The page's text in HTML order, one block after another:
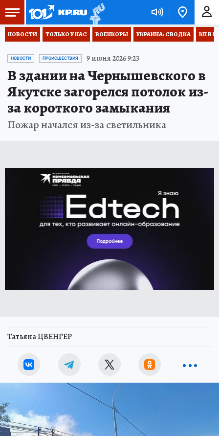
НОВОСТИ ТОЛЬКО У НАС ВОЕНКОРЫ УКРАИНА: СВОДКА КП В
НОВОСТИ ПРОИСШЕСТВИЯ 9 июня 2026 9:23
В здании на Чернышевского в
Якутске загорелся потолок из-
за короткого замыкания
Пожар начался из-за светильника
Татьяна ЦВЕНГЕР